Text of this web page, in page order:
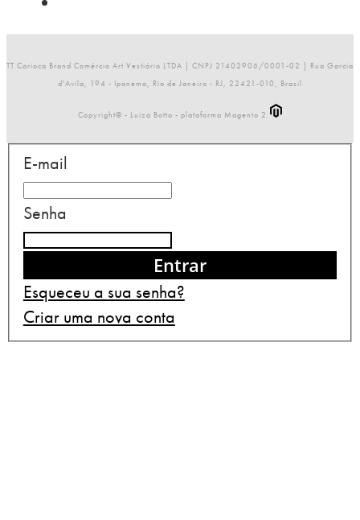
TT Carioca Brand Comércio Art Vestiário LTDA | CNPJ 21402906/0001-02 | Rua Garcia
d'Avila, 194 - Ipanema, Rio de Janeiro - RJ, 22421-010, Brasil
Copyright© - Luiza Botto - plataforma Magento 2
E-mail
Senha
Entrar
Esqueceu a sua senha?
Criar uma nova conta